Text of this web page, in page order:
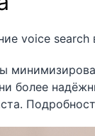
voice
более